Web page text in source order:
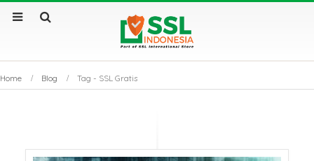
Home Blog Tag - SSL Gratis